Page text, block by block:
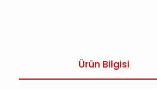
Ürün Bilgisi